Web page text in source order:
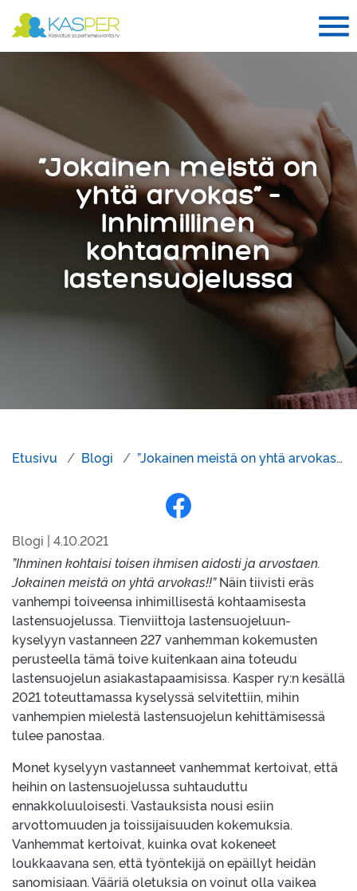
Suomen Kasper ry
”Jokainen meistä on
yhtä arvokas” –
Inhimillinen
kohtaaminen
lastensuojelussa
Etusivu Blogi ”Jokainen meistä on yhtä arvokas” – Inhimillinen kohtaaminen lastensuojelussa
Blogi | 4.10.2021
”Ihminen kohtaisi toisen ihmisen aidosti ja arvostaen.
Jokainen meistä on yhtä arvokas!!”Näin tiivisti eräs
vanhempi toiveensa inhimillisestä kohtaamisesta
lastensuojelussa. Tienviittoja lastensuojeluun-
kyselyyn vastanneen 227 vanhemman kokemusten
perusteella tämä toive kuitenkaan aina toteudu
lastensuojelun asiakastapaamisissa. Kasper ry:n kesällä
2021 toteuttamassa kyselyssä selvitettiin, mihin
vanhempien mielestä lastensuojelun kehittämisessä
tulee panostaa.
Monet kyselyyn vastanneet vanhemmat kertoivat, että
heihin on lastensuojelussa suhtauduttu
ennakkoluuloisesti. Vastauksista nousi esiin
arvottomuuden ja toissijaisuuden kokemuksia.
Vanhemmat kertoivat, kuinka ovat kokeneet
loukkaavana sen, että työntekijä on epäillyt heidän
sanomisiaan. Vääriä oletuksia on voinut olla vaikea